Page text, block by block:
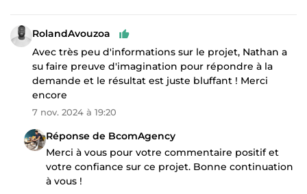
RolandAvouzoa
Avec très peu d'informations sur le projet, Nathan a
su faire preuve d'imagination pour répondre à la
demande et le résultat est juste bluffant ! Merci
encore
7 nov. 2024 à 19:20
Réponse de BcomAgency
Merci à vous pour votre commentaire positif et
votre confiance sur ce projet. Bonne continuation
à vous !